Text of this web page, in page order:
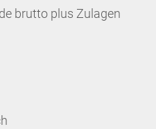
brutto plus Zulagen